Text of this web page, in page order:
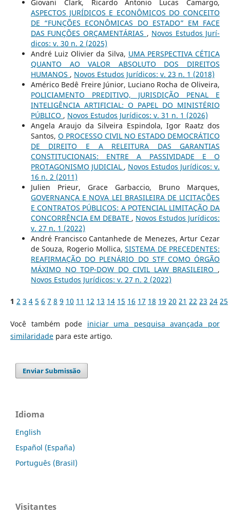
Giovani Clark, Ricardo Antonio Lucas Camargo,
ASPECTOS JURÍDICOS E ECONÔMICOS DO CONCEITO
DE “FUNÇÕES ECONÔMICAS DO ESTADO” EM FACE
DAS FUNÇÕES ORÇAMENTÁRIAS , Novos Estudos Jurí­
dicos: v. 30 n. 2 (2025)
André Luiz Olivier da Silva, UMA PERSPECTIVA CÉTICA
QUANTO AO VALOR ABSOLUTO DOS DIREITOS
HUMANOS , Novos Estudos Jurí­dicos: v. 23 n. 1 (2018)
Américo Bedê Freire Júnior, Luciano Rocha de Oliveira,
POLICIAMENTO PREDITIVO, JURISDIÇÃO PENAL E
INTELIGÊNCIA ARTIFICIAL: O PAPEL DO MINISTÉRIO
PÚBLICO , Novos Estudos Jurí­dicos: v. 31 n. 1 (2026)
Angela Araujo da Silveira Espindola, Igor Raatz dos
Santos, O PROCESSO CIVIL NO ESTADO DEMOCRÁTICO
DE DIREITO E A RELEITURA DAS GARANTIAS
CONSTITUCIONAIS: ENTRE A PASSIVIDADE E O
PROTAGONISMO JUDICIAL , Novos Estudos Jurí­dicos: v.
16 n. 2 (2011)
Julien Prieur, Grace Garbaccio, Bruno Marques,
GOVERNANÇA E NOVA LEI BRASILEIRA DE LICITAÇÕES
E CONTRATOS PÚBLICOS: A POTENCIAL LIMITAÇÃO DA
CONCORRÊNCIA EM DEBATE , Novos Estudos Jurí­dicos:
v. 27 n. 1 (2022)
André Francisco Cantanhede de Menezes, Artur Cezar
de Souza, Rogerio Mollica,SISTEMA DE PRECEDENTES:
REAFIRMAÇÃO DO PLENÁRIO DO STF COMO ÓRGÃO
MÁXIMO NO TOP-DOW DO CIVIL LAW BRASILEIRO ,
Novos Estudos Jurí­dicos: v. 27 n. 2 (2022)
1 2 3 4 5 6 7 8 9 10 11 12 13 14 15 16 17 18 19 20 21 22 23 24 25
Você também pode iniciar uma pesquisa avançada por
similaridadepara este artigo.
Enviar Submissão
Idioma
English
Español (España)
Português (Brasil)
Visitantes